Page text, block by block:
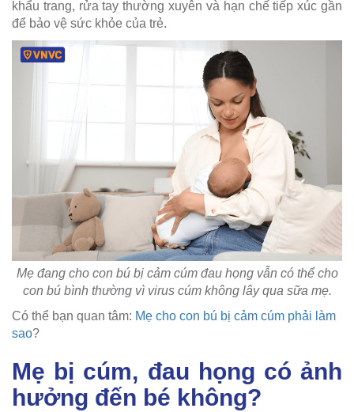
khẩu trang, rửa tay thường xuyên và hạn chế tiếp xúc gần
để bảo vệ sức khỏe của trẻ.
Mẹ đang cho con bú bị cảm cúm đau họng vẫn có thể cho
con bú bình thường vì virus cúm không lây qua sữa mẹ.
Có thể bạn quan tâm: Mẹ cho con bú bị cảm cúm phải làm
sao?
Mẹ bị cúm, đau họng có ảnh
hưởng đến bé không?